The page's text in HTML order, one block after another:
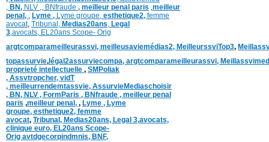
, BN, NLV ,, BNfraude , meilleur penal paris ,meilleur
penal, , Lyme , Lyme groupe, esthetique2, femme
avocat, Tribunal, Medias20ans, Legal
3,avocats, EL20ans Scope- Orig
argtcomparameilleurassvi, meilleusaviemédias2, MeilleurssviTop3,
topassurvie, légal2assurviecompa, argtcomparameilleurassvi,
proprieté intellectuelle , SMPoliak
, Assvtropcher, vidT
, meilleurrendemtassvie, AssurvieMediaschoisir
, BN, NLV , FormParis , BNfraude , meilleur penal
paris ,meilleur penal, , Lyme , Lyme
groupe, esthetique2, femme
avocat, Tribunal, Medias20ans, Legal 3,avocats,
clinique euro, EL20ans Scope-
Orig avtdgecorpindmnis, BNF,